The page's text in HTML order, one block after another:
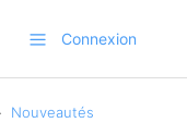
Connexion
Nouveautés